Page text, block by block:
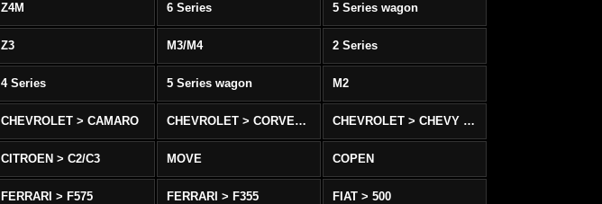
Z4M 6 Series 5 Series wagon
Z3 M3/M4 2 Series
4 Series 5 Series wagon M2
CHEVROLET > CAMARO CHEVROLET > CORVETTE C5/C6 CHEVROLET > CHEVY SS
CITROEN > C2/C3 MOVE COPEN
FERRARI > F575 FERRARI > F355 FIAT > 500